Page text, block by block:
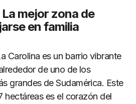
mejor zona de
en familia
Carolina es un barrio vibrante
de uno de los
grandes de Sudamérica. Este
hectáreas es el corazón del